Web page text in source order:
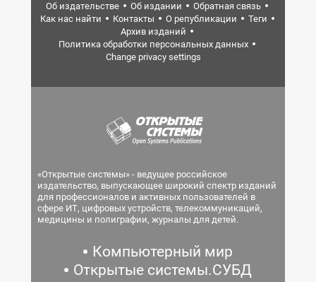
Об издательстве Об издании
Обратная связь
Как нас найти
Контакты О републикации
Теги
Архив изданий
Политика обработки персональных данных
Change privacy settings
«Открытые системы» - ведущее российское
издательство, выпускающее широкий спектр изданий
для профессионалов и активных пользователей в
сфере ИТ, цифровых устройств, телекоммуникаций,
медицины и полиграфии, журналы для детей.
Компьютерный мир
Открытые системы.СУБД